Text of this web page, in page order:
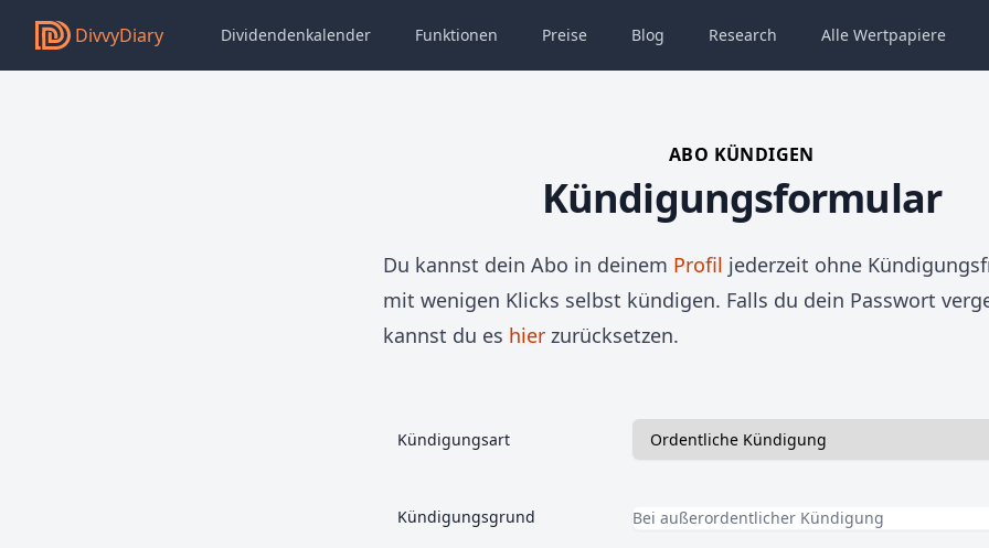
DivvyDiary Dividendenkalender Funktionen Preise Blog Research Alle Wertpapiere
ABO KÜNDIGEN
Kündigungsformular
Du kannst dein Abo in deinem Profil jederzeit ohne
mit wenigen Klicks selbst kündigen. Falls du dein Passwort
kannst du es hier zurücksetzen.
Kündigungsart
Kündigungsgrund